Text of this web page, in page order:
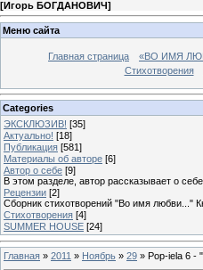
[Игорь БОГДАНОВИЧ]
Меню сайта
Главная страница «ВО ИМЯ
Стихотворения
Categories
ЭКСКЛЮЗИВ! [35]
Актуально! [18]
Публикация [581]
Материалы об авторе [6]
Автор о себе [9]
В этом разделе, автор рассказывает о
Рецензии [2]
Сборник стихотворений "Во имя любви..."
Стихотворения [4]
SUMMER HOUSE [24]
Главная » 2011 » Ноябрь » 29 » Pop-iela 6 -